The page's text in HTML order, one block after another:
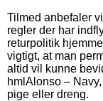
Tilmed anbefaler
regler der har
returpolitik
vigtigt, at man
altid vil kunne
hmlAlonso –
pige eller dreng.